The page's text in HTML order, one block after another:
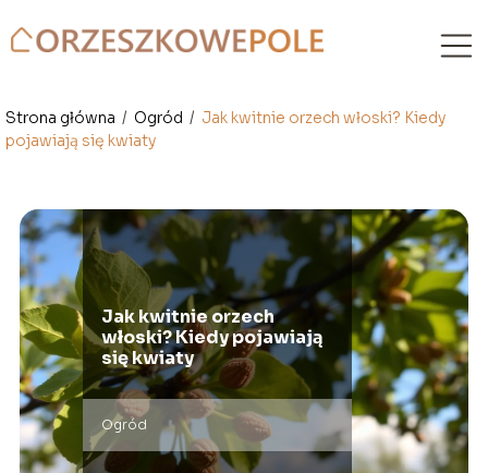
Strona główna / Ogród / Jak kwitnie orzech włoski? Kiedy
pojawiają się kwiaty
Jak kwitnie orzech
włoski? Kiedy pojawiają
się kwiaty
Ogród